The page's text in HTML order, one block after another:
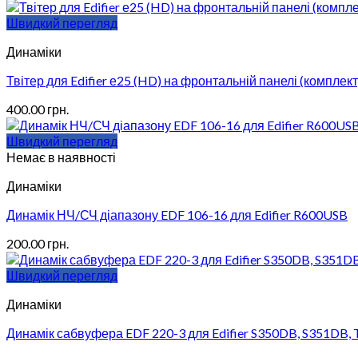
Швидкий перегляд
Динаміки
Твітер для Edifier е25 (HD) на фронтальній панелі
400.00грн.
Швидкий перегляд
Немає в наявності
Динаміки
Динамік НЧ/СЧ діапазону EDF 106-16 для Edifier R600USB
200.00грн.
Швидкий перегляд
Динаміки
Динамік сабвуфера EDF 220-3 для Edifier S350DB, S351DB,